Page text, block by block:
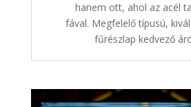
hanem ott, ahol az acél
fával. Megfelelő típusú,
fűrészlap kedvező